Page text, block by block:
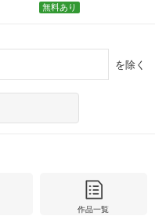
無料あり
を除く
作品一覧